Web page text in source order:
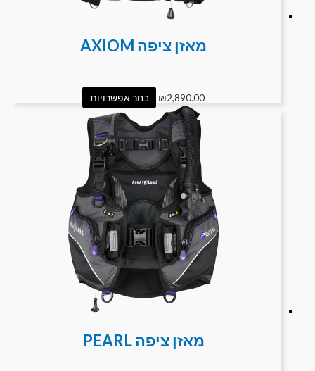
מאזן ציפה AXIOM
₪2,890.00 בחר אפשרויות
מאזן ציפה PEARL